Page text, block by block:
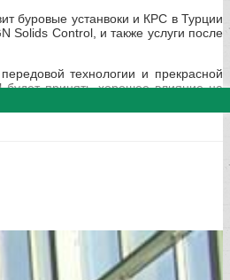
буровые устанвоки и КРС в Турции
Solids Control, и также услуги после
технологии и прекрасной
принять хорошее влияние на